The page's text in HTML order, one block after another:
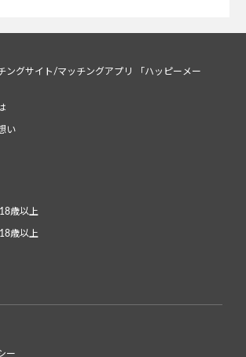
ングサイト/マッチングアプリ 「ハッピーメー
い
歳以上
歳以上
ー